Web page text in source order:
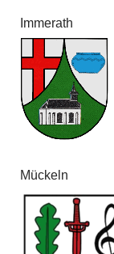
Immerath
Mückeln